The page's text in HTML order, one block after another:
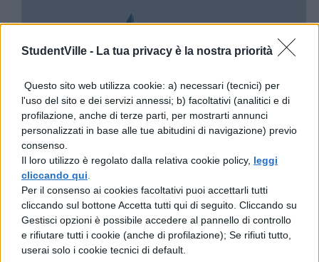
StudentVille - La tua privacy è la nostra priorità
Questo sito web utilizza cookie: a) necessari (tecnici) per
l'uso del sito e dei servizi annessi; b) facoltativi (analitici e di
profilazione, anche di terze parti, per mostrarti annunci
personalizzati in base alle tue abitudini di navigazione) previo
consenso.
Il loro utilizzo è regolato dalla relativa cookie policy, leggi
cliccando qui
Per il consenso ai cookies facoltativi puoi accettarli tutti
cliccando sul bottone Accetta tutti qui di seguito. Cliccando su
Gestisci opzioni è possibile accedere al pannello di controllo
e rifiutare tutti i cookie (anche di profilazione); Se rifiuti tutto,
userai solo i cookie tecnici di default.